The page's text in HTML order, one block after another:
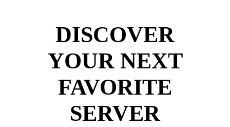
DISCOVER
YOUR NEXT
FAVORITE
SERVER